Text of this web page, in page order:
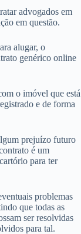
advogados em
em questão.
alugar, o
genérico online
o imóvel que está
e de forma
prejuízo futuro
é um
para ter
problemas
que todas as
ser resolvidas
para tal.